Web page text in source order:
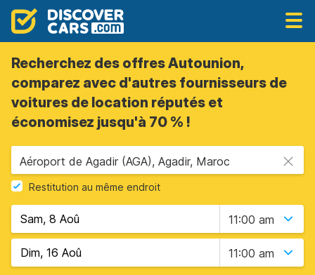
Recherchez des offres Autounion,
comparez avec d'autres fournisseurs de
voitures de location réputés et
économisez jusqu'à 70 % !
Aéroport de Agadir (AGA), Agadir, Maroc
Restitution au même endroit
11:00 am
11:00 am